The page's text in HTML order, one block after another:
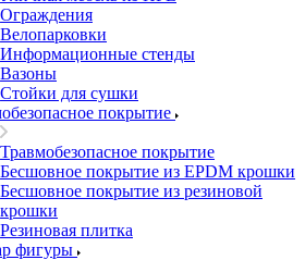
Ограждения
Велопарковки
Информационные стенды
Вазоны
Стойки для сушки
покрытие
Травмобезопасное покрытие
Бесшовное покрытие из EPDM крошки
Бесшовное покрытие из резиновой
крошки
Резиновая плитка
фигуры